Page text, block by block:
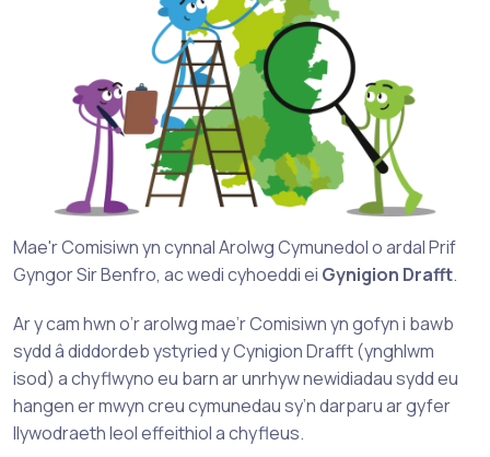
Mae'r Comisiwn yn cynnal Arolwg Cymunedol o ardal Prif
Gyngor Sir Benfro, ac wedi cyhoeddi ei Gynigion Drafft.
Ar y cam hwn o’r arolwg mae’r Comisiwn yn gofyn i bawb
sydd â diddordeb ystyried y Cynigion Drafft (ynghlwm
isod) a chyflwyno eu barn ar unrhyw newidiadau sydd eu
hangen er mwyn creu cymunedau sy’n darparu ar gyfer
llywodraeth leol effeithiol a chyfleus.